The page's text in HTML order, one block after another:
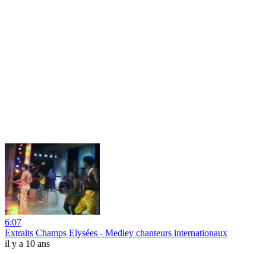
6:07
Extraits Champs Elysées - Medley chanteurs internationaux
il y a 10 ans